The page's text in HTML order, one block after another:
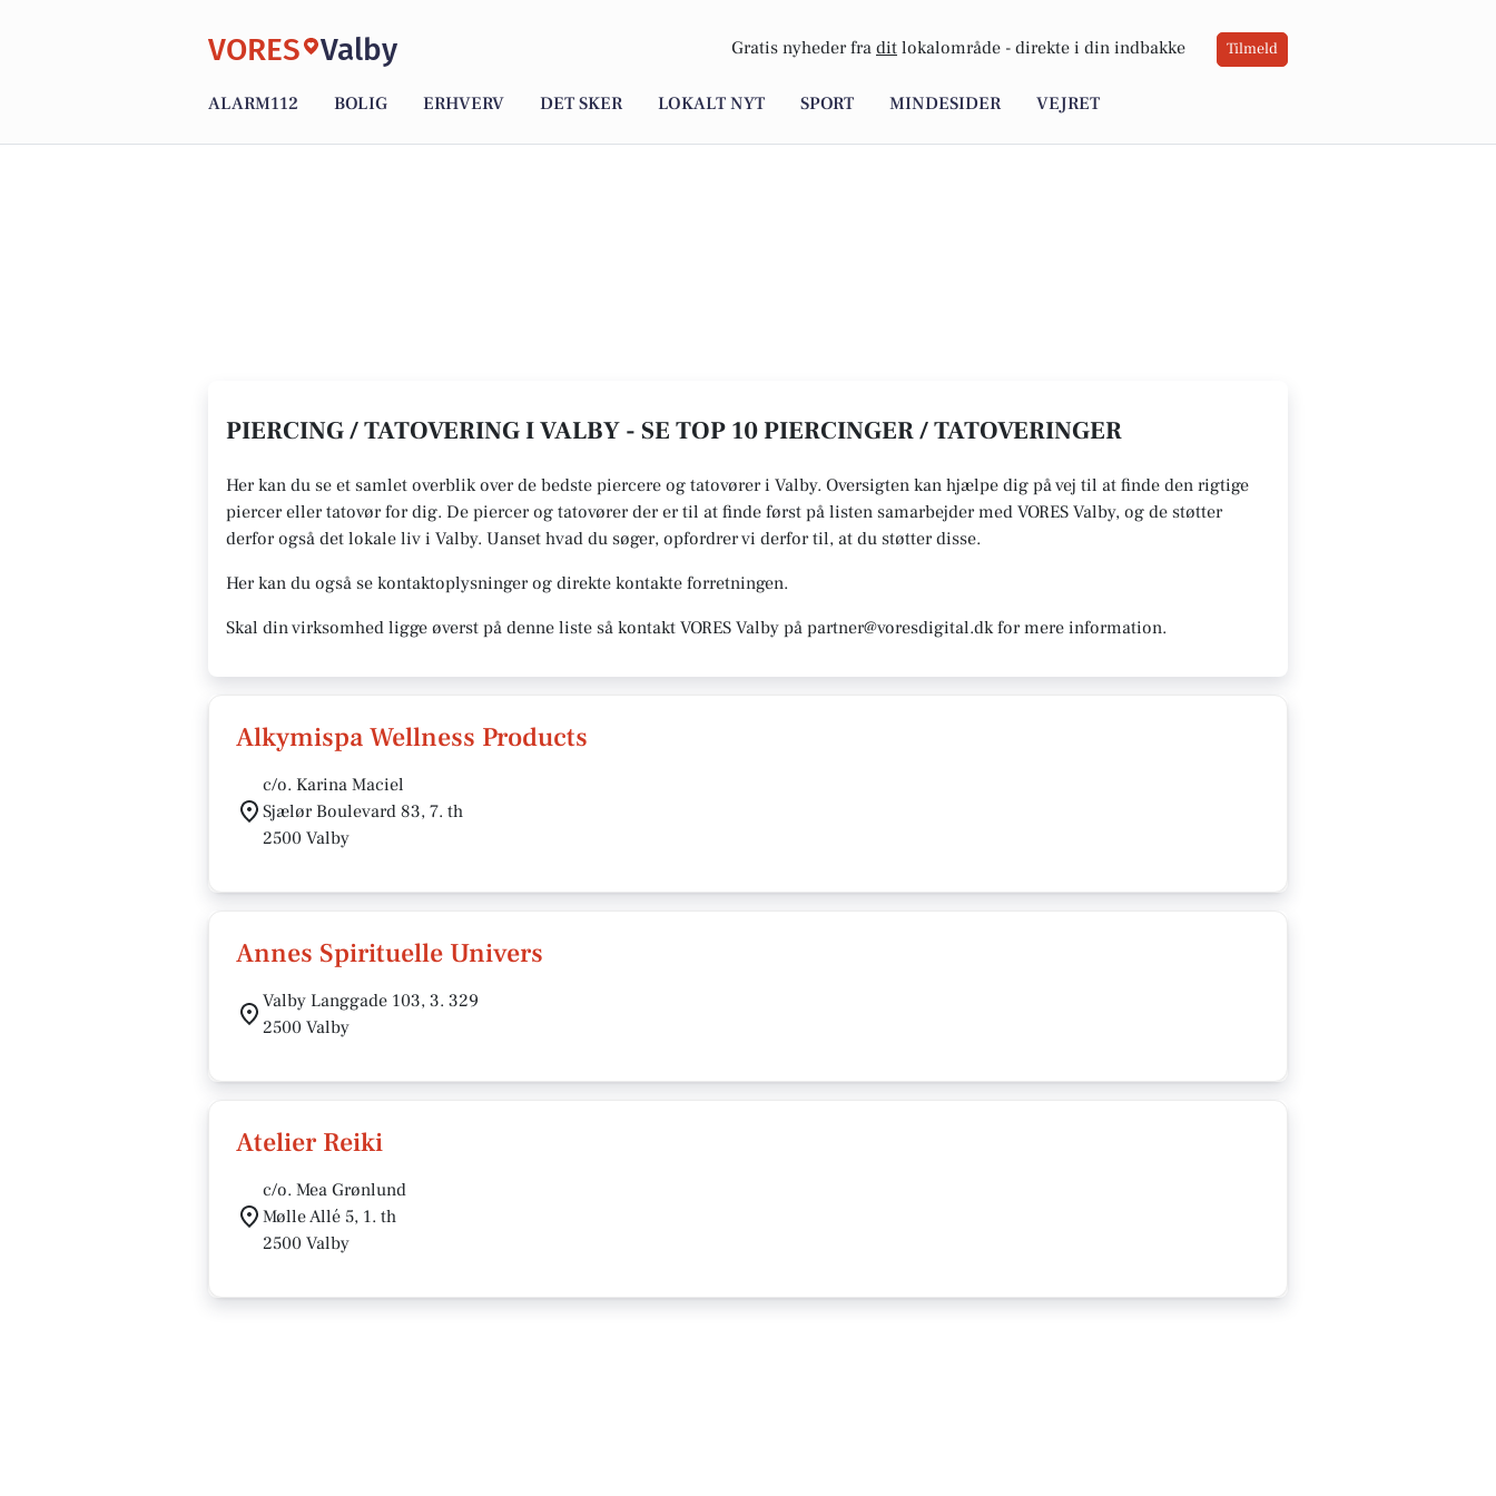
VORES Valby Gratis nyheder fra dit lokalområde - direkte i din indbakke Tilmeld
ALARM112 BOLIG ERHVERV DET SKER LOKALT NYT SPORT MINDESIDER VEJRET
PIERCING / TATOVERING I VALBY - SE TOP 10 PIERCINGER / TATOVERINGER
Her kan du se et samlet overblik over de bedste piercere og tatovører i Valby. Oversigten kan hjælpe dig på vej til at finde den rigtige
piercer eller tatovør for dig. De piercer og tatovører der er til at finde først på listen samarbejder med VORES Valby, og de støtter
derfor også det lokale liv i Valby. Uanset hvad du søger, opfordrer vi derfor til, at du støtter disse.
Her kan du også se kontaktoplysninger og direkte kontakte forretningen.
Skal din virksomhed ligge øverst på denne liste så kontakt VORES Valby på partner@voresdigital.dk for mere information.
Alkymispa Wellness Products
c/o. Karina Maciel
Sjælør Boulevard 83, 7. th
2500 Valby
Annes Spirituelle Univers
Valby Langgade 103, 3. 329
2500 Valby
Atelier Reiki
c/o. Mea Grønlund
Mølle Allé 5, 1. th
2500 Valby